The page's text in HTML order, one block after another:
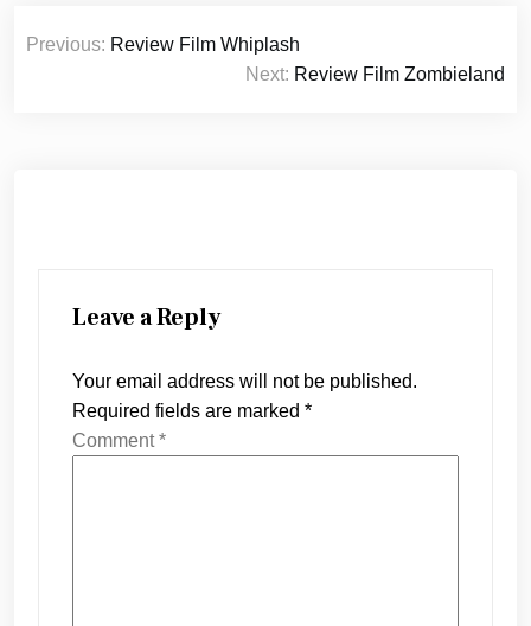
Post
Previous: Review Film Whiplash
Next: Review Film Zombieland
Leave a Reply
Your email address will not be published.
Required fields are marked *
Comment*